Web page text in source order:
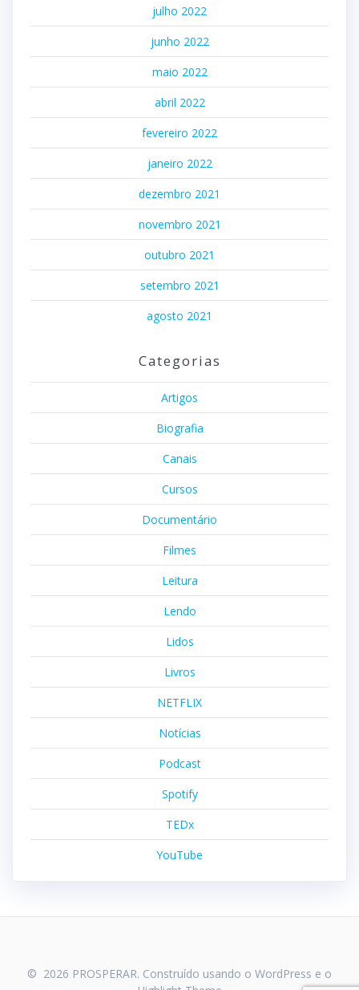
julho 2022
junho 2022
maio 2022
abril 2022
fevereiro 2022
janeiro 2022
dezembro 2021
novembro 2021
outubro 2021
setembro 2021
agosto 2021
Categorias
Artigos
Biografia
Canais
Cursos
Documentário
Filmes
Leitura
Lendo
Lidos
Livros
NETFLIX
Notícias
Podcast
Spotify
TEDx
YouTube
© 2026 PROSPERAR. Construído usando o WordPress e o